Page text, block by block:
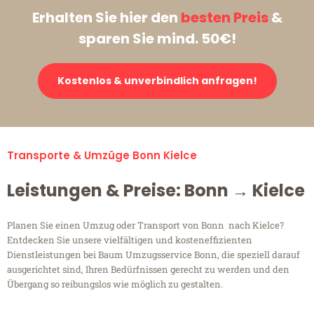
Erhalten Sie hier den besten Preis&
sparen Sie mind. 50€!
Kostenlos & unverbindlich anfragen!
Transporte & Umzüge Bonn Kielce
Leistungen & Preise: Bonn → Kielce
Planen Sie einen Umzug oder Transport von Bonn nach Kielce?
Entdecken Sie unsere vielfältigen und kosteneffizienten
Dienstleistungen bei Baum Umzugsservice Bonn, die speziell darauf
ausgerichtet sind, Ihren Bedürfnissen gerecht zu werden und den
Übergang so reibungslos wie möglich zu gestalten.